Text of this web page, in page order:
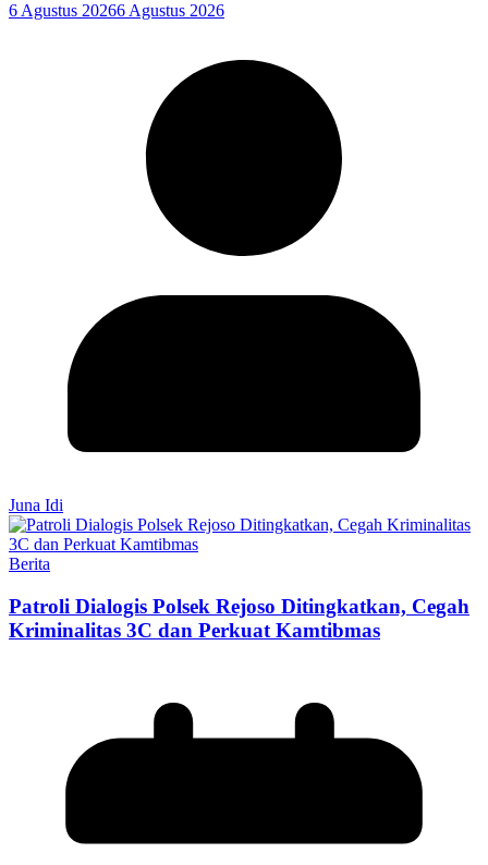
6 Agustus 20266 Agustus 2026
Juna Idi
Berita
Patroli Dialogis Polsek Rejoso Ditingkatkan, Cegah
Kriminalitas 3C dan Perkuat Kamtibmas